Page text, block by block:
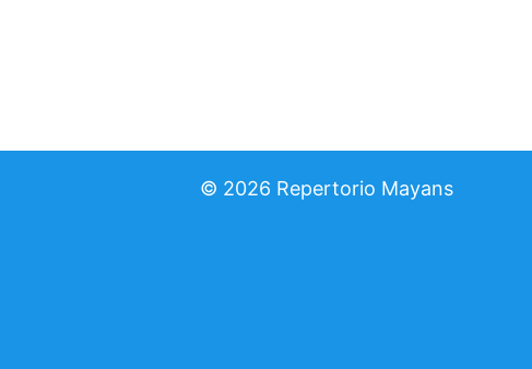
© 2026 Repertorio Mayans